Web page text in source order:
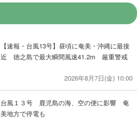
【速報・台風13号】昼頃に奄美・沖縄に最接
近 徳之島で最大瞬間風速41.2m 厳重警戒
2026年8月7日(金) 10:00
台風１３号 鹿児島の海、空の便に影響 奄
美地方で停電も